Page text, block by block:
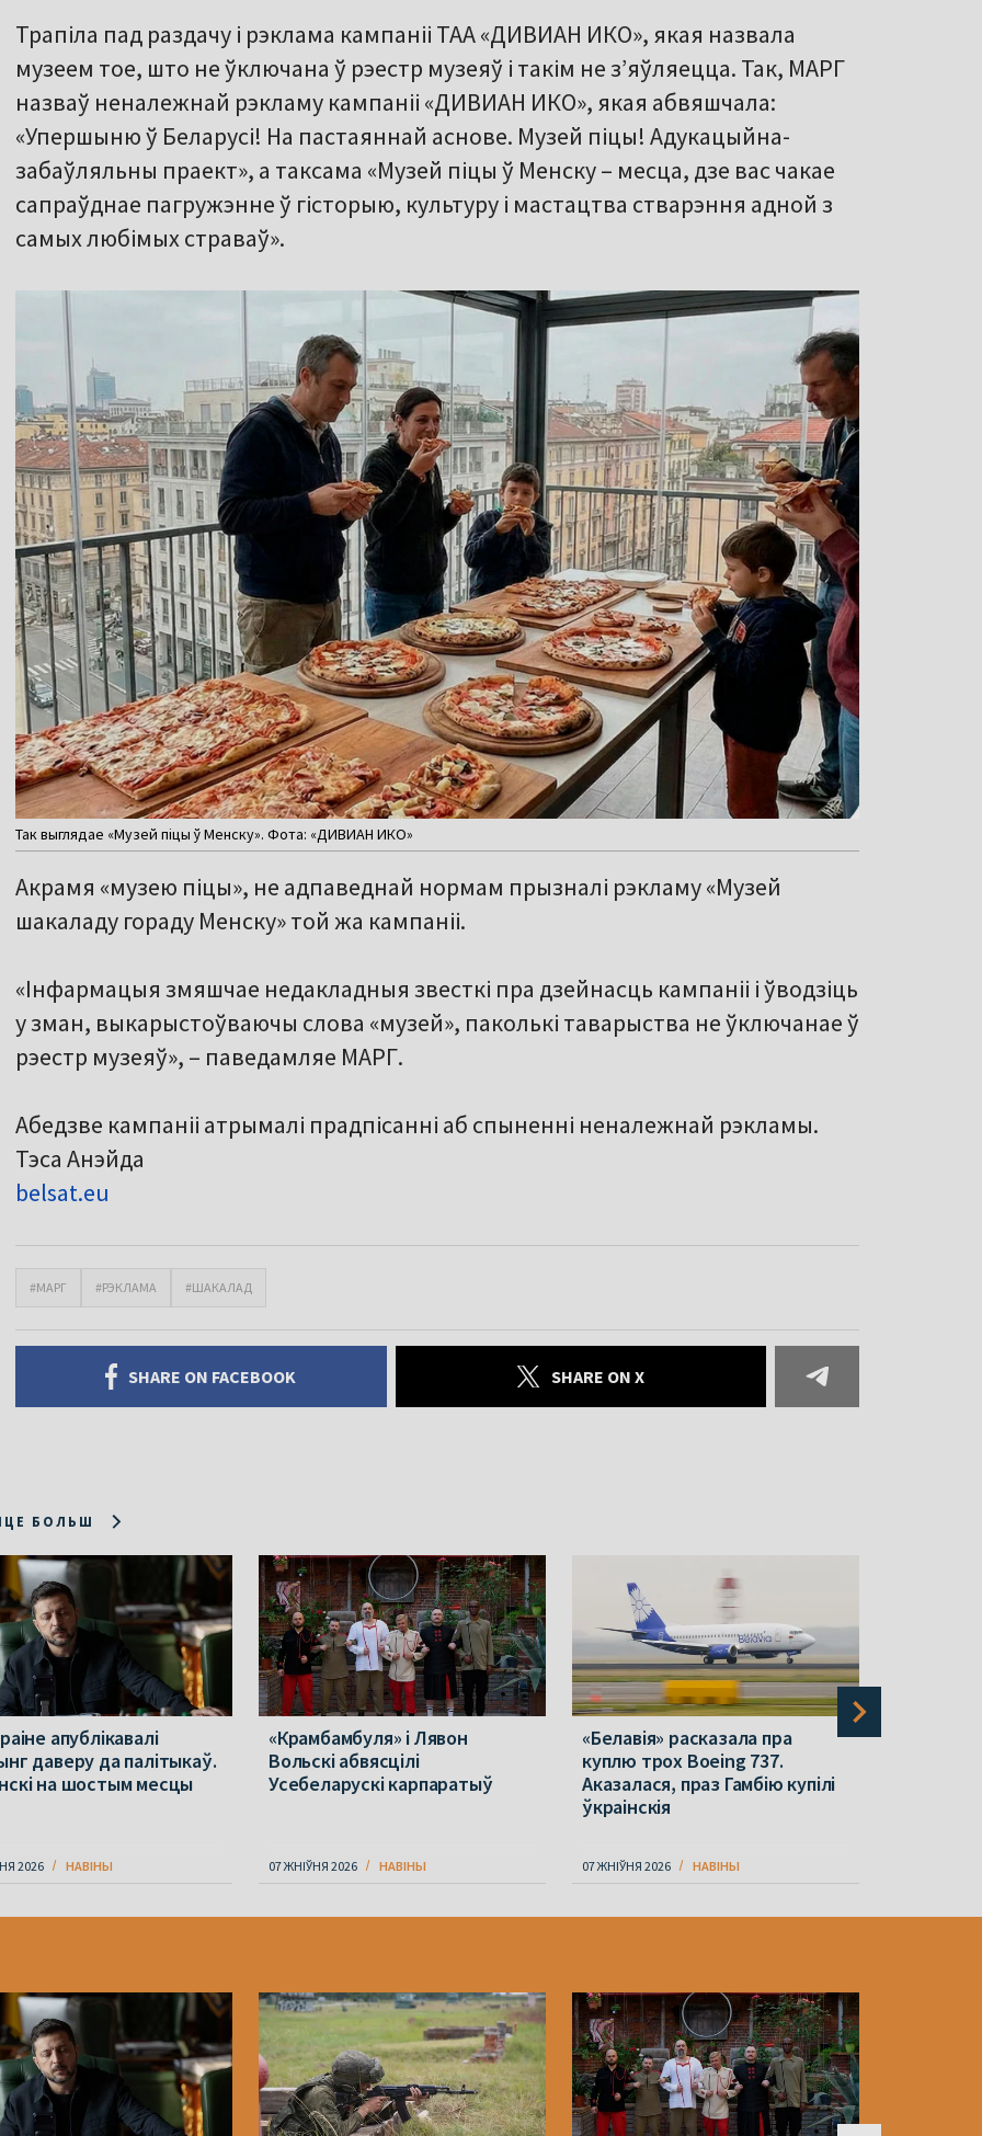
Трапіла пад раздачу і рэклама кампаніі ТАА «ДИВИАН ИКО», якая назвала
музеем тое, што не ўключана ў рэестр музеяў і такім не з’яўляецца. Так, МАРГ
назваў неналежнай рэкламу кампаніі «ДИВИАН ИКО», якая абвяшчала:
«Упершыню ў Беларусі! На пастаяннай аснове. Музей піцы! Адукацыйна-
забаўляльны праект», а таксама «Музей піцы ў Менску – месца, дзе вас чакае
сапраўднае пагружэнне ў гісторыю, культуру і мастацтва стварэння адной з
самых любімых страваў».
Так выглядае «Музей піцы ў Менску». Фота: «ДИВИАН ИКО»
Акрамя «музею піцы», не адпаведнай нормам прызналі рэкламу «Музей
шакаладу гораду Менску» той жа кампаніі.
«Інфармацыя змяшчае недакладныя звесткі пра дзейнасць кампаніі і ўводзіць
у зман, выкарыстоўваючы слова «музей», паколькі таварыства не ўключанае ў
рэестр музеяў», – паведамляе МАРГ.
Абедзве кампаніі атрымалі прадпісанні аб спыненні неналежнай рэкламы.
Тэса Анэйда
belsat.eu
#МАРГ #РЭКЛАМА #ШАКАЛАД
SHARE ON FACEBOOK SHARE ON X
БОЛЬШ
апублікавалі
даверу да палітыкаў.
на шостым месцы
2026 НАВІНЫ
«Крамбамбуля» і Лявон
Вольскі абвясцілі
Усебеларускі карпаратыў
07 ЖНІЎНЯ 2026 НАВІНЫ
«Белавія» расказала пра
куплю трох Boeing 737.
Аказалася, праз Гамбію купілі
ўкраінскія
07 ЖНІЎНЯ 2026 НАВІНЫ